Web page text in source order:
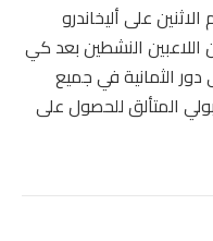
على أليخاندرو
اللاعبين النشطين بعد كي
الثمانية في جميع
المتألق للحصول على